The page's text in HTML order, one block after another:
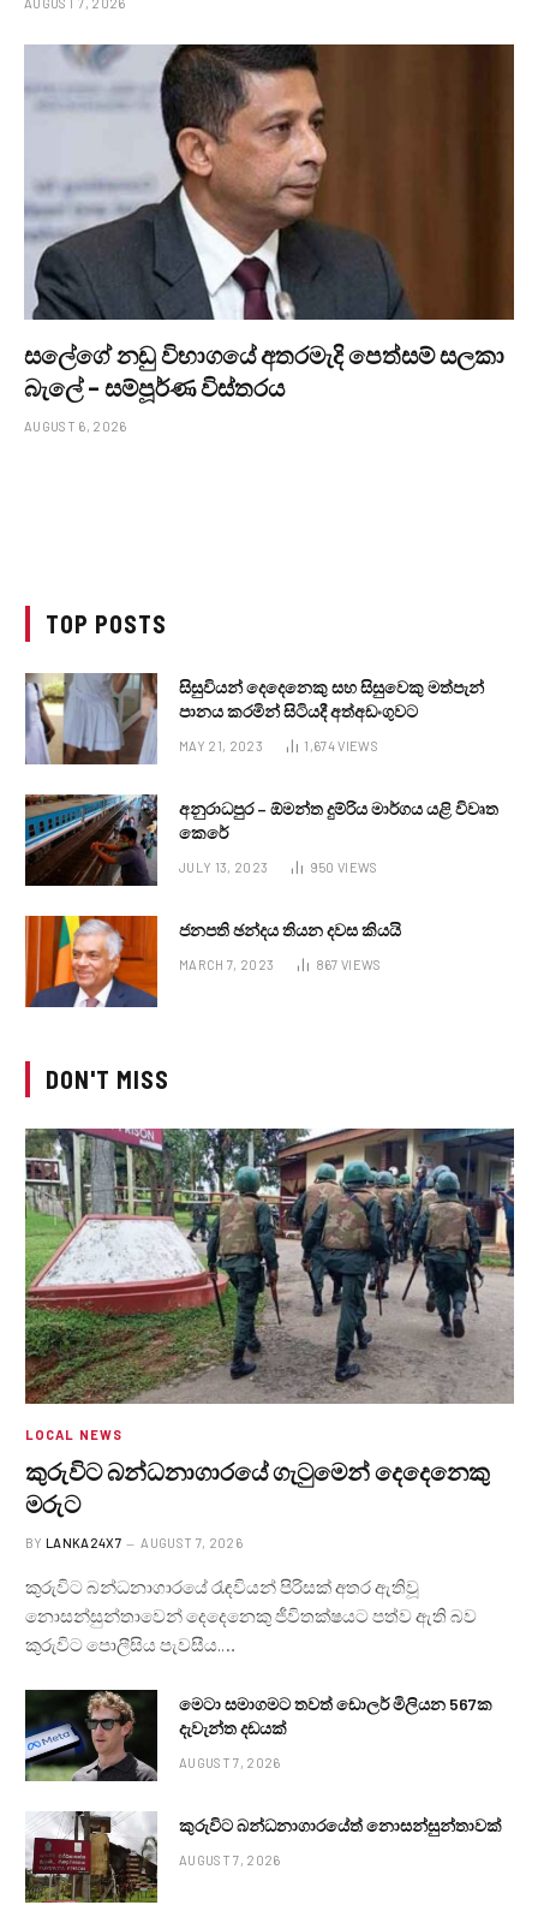
සලේගේ නඩු විභාගයේ අතරමැදි පෙත්සම් සලකා
බැලේ – සම්පූර්ණ විස්තරය
AUGUST 6, 2026
TOP POSTS
සිසුවියන් දෙදෙනෙකු සහ සිසුවෙකු මත්පැන්
පානය කරමින් සිටියදී අත්අඩංගුවට
MAY 21, 2023 1,674VIEWS
අනුරාධපුර – ඕමන්ත දුම්රිය මාර්ගය යළි විවෘත
කෙරේ
JULY 13, 2023 950 VIEWS
ජනපති ඡන්දය තියන දවස කියයි
MARCH 7, 2023 867 VIEWS
DON'T MISS
LOCAL NEWS
කුරුවිට බන්ධනාගාරයේ ගැටුමෙන් දෙදෙනෙකු
මරුට
BY LANKA24X7 AUGUST 7, 2026
කුරුවිට බන්ධනාගාරයේ රැඳවියන් පිරිසක් අතර ඇතිවූ
නොසන්සුන්තාවෙන් දෙදෙනෙකු ජීවිතක්ෂයට පත්ව ඇති බව
කුරුවිට පොලීසිය පැවසීය.…
මෙටා සමාගමට තවත් ඩොලර් මිලියන 567ක
දැවැන්ත දඩයක්
AUGUST 7, 2026
කුරුවිට බන්ධනාගාරයේත් නොසන්සුන්තාවක්
AUGUST 7, 2026